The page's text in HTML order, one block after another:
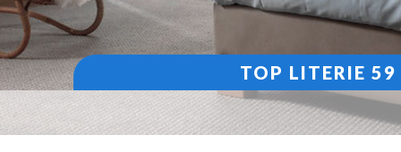
TOP LITERIE 59